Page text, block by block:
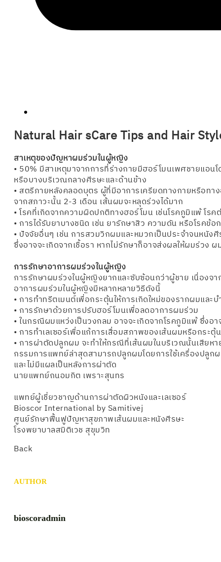
Natural Hair sCare Tips and Hair
สาเหตุของปัญหาผมร่วมในผู้หญิง
• 50% มีสาเหตุมาจากการที่ร่างกายมีฮอร์โมนเพศชายแอ
หรือบางบริเวณกลางศีรษะและด้านข้าง
• สตรีภายหลังคลอดบุตร ผู้ที่มีอาการเครียดทางกายหรือท
จากสภาวะนั้น 2-3 เดือน เส้นผมจะหลุดร่วงได้มาก
• โรคที่เกิดจากความผิดปกติทางฮอร์โมน เช่นโรคภูมิแพ้ โร
• การได้รับยาบางชนิด เช่น ยารักษาสิว ความดัน หรือโรคข้อ
• ปัจจัยอื่นๆ เช่น การสวมวิกผมและหมวกเป็นประจำจนหนั
ซึ่งอาจจะเกิดจากเชื้อรา หากไม่รักษาก็อาจส่งผลให้ผมร่วง
การรักษาอาการผมร่วงในผู้หญิง
การรักษาผมร่วงในผู้หญิงยากและซับซ้อนกว่าผู้ชาย เนื่องจ
อาการผมร่วมในผู้หญิงมีหลากหลายวิธีดังนี้
• การทำทรีตเมนต์เพื่อกระตุ้นให้การเกิดใหม่ของรากผมและ
• การรักษาด้วยการปรับฮอร์โมนเพื่อลดอาการผมร่วม
• ในกรณีผมแหว่งเป็นวงกลม อาจจะเกิดจากโรคภูมิแพ้ ซึ่งอ
• การทำเลเซอร์เพื่อแก้การเสื่อมสภาพของเส้นผมหรือกระตุ้
• การผ่าตัดปลูกผม จะทำให้กรณีที่เส้นผมในบริเวณนั้นเสียห
กรรมการแพทย์ล่าสุดสามารถปลูกผมโดยการใช้เครื่องปลูก
และไม่มีแผลเป็นหลังการผ่าตัด
นายแพทย์ถนอมกิต เพราะสุนทร
แพทย์ผู้เชี่ยวชาญด้านการผ่าตัดผิวหนังและเลเซอร์
Bioscor International by Samitivej
ศูนย์รักษาฟื้นฟูปัญหาสุขภาพเส้นผมและหนังศีรษะ
โรงพยาบาลสมิติเวช สุขุมวิท
Back
AUTHOR
bioscoradmin